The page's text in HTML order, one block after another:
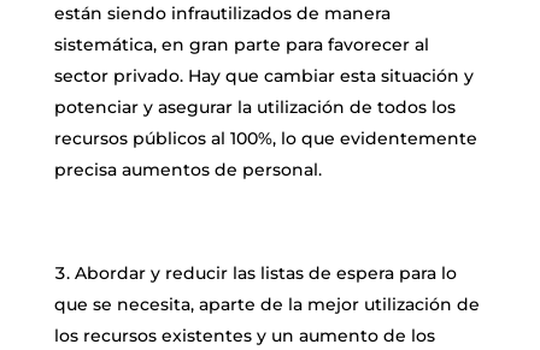
están siendo infrautilizados de manera
sistemática, en gran parte para favorecer al
sector privado. Hay que cambiar esta situación y
potenciar y asegurar la utilización de todos los
recursos públicos al 100%, lo que evidentemente
precisa aumentos de personal.
Abordar y reducir las listas de espera para lo
que se necesita, aparte de la mejor utilización de
los recursos existentes y un aumento de los